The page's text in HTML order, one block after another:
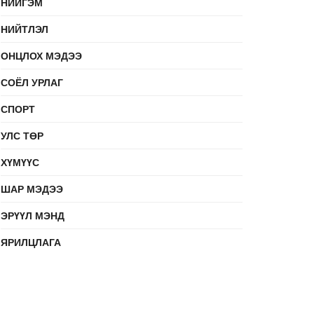
НИЙТЛЭЛ
ОНЦЛОХ МЭДЭЭ
СОЁЛ УРЛАГ
СПОРТ
УЛС ТӨР
ХҮМҮҮС
ШАР МЭДЭЭ
ЭРҮҮЛ МЭНД
ЯРИЛЦЛАГА